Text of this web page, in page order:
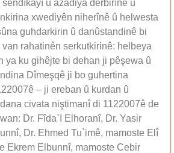
û azadiya derbirînê û
xwediyên niherînê û helwesta
guhdarkirin û danûstandinê bi
rahatinên serkutkirinê: helbeya
ya ku gihêjte bi dehan ji pêşewa û
Dîmeşqê ji bo guhertina
– ji ereban û kurdan û
civata niştimanî di 1122007ê de
Dr. Fîda`I Elhoranî, Dr. Yasir
Dr. Ehmed Tu`imê, mamoste Elî
Ekrem Elbunnî, mamoste Cebir